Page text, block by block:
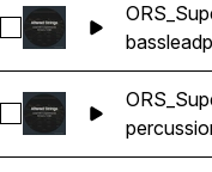
Sélectionnez
basslead
Sélectionnez